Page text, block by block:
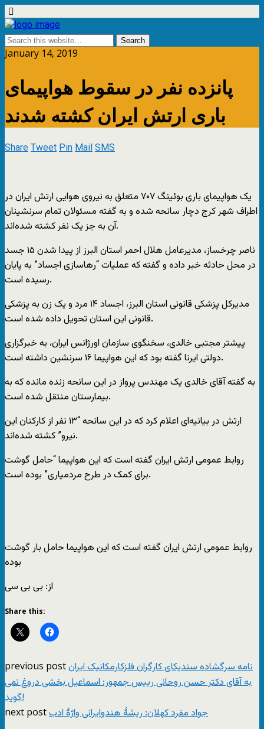
January 14, 2019
پانزده نفر در سقوط هواپیمای
باری ارتش ایران کشته شدند
ShareTweetPinMailSMS
یک هواپیمای باری بوئینگ ۷۰۷ متعلق به نیروی هوایی ارتش ایران در
اطراف شهر کرج دچار سانحه شده و به گفته مسئولان تمام سرنشینان
آن به جز یک نفر کشته شده‌اند.
ناصر چرخساز، مدیرعامل هلال احمر استان البرز از پیدا شدن ۱۵ جسد
در محل حادثه خبر داده و گفته که عملیات “رهاسازی اجساد” به پایان
رسیده است.
مدیرکل پزشکی قانونی استان البرز، اجساد ۱۴ مرد و یک زن به پزشکی
قانونی این استان تحویل داده شده است.
پیشتر مجتبی خالدی، سخنگوی سازمان اورژانس ایران، به خبرگزاری
دولتی ایرنا گفته بود که این هواپیما ۱۶ سرنشین داشته است.
به گفته آقای خالدی یک مهندس پرواز در این سانحه زنده مانده که به
بیمارستان منتقل شده است.
ارتش در بیانیه‌ای اعلام کرد که در این سانحه “۱۳ نفر از کارکنان این
نیرو” کشته شده‌اند.
روابط عمومی ارتش ایران گفته است که این هواپیما “حامل گوشت
برای کمک در طرح مردمیاری” بوده است.
روابط عمومی ارتش ایران گفته است که این هواپیما حامل بار گوشت
بوده
از: بی بی سی
Share this:
previous postنامه سرگشاده سندیکای کارگران فلزکارمکانیک ایران
به آقای دکتر حسن روحانی رییس جمهور: اسماعیل بخشی دروغ نمی
گوید!
next postجواد مفرد کهلان: ریشۀ هندوایرانی واژۀ ادب